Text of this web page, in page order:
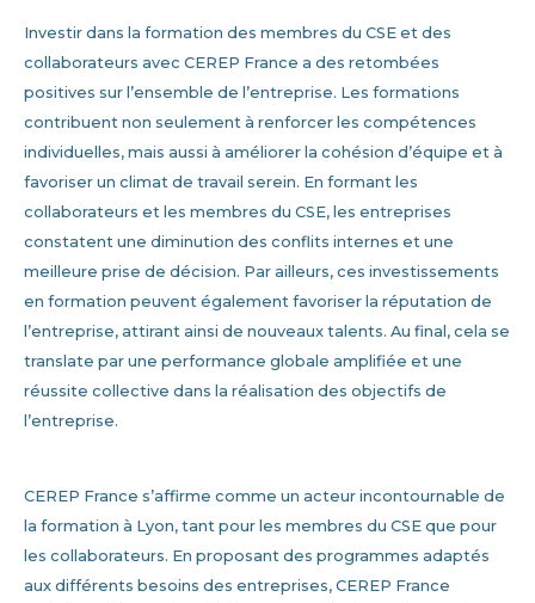
Investir dans la formation des membres du CSE et des
collaborateurs avec CEREP France a des retombées
positives sur l’ensemble de l’entreprise. Les formations
contribuent non seulement à renforcer les compétences
individuelles, mais aussi à améliorer la cohésion d’équipe et à
favoriser un climat de travail serein. En formant les
collaborateurs et les membres du CSE, les entreprises
constatent une diminution des conflits internes et une
meilleure prise de décision. Par ailleurs, ces investissements
en formation peuvent également favoriser la réputation de
l’entreprise, attirant ainsi de nouveaux talents. Au final, cela se
translate par une performance globale amplifiée et une
réussite collective dans la réalisation des objectifs de
l’entreprise.
CEREP France s’affirme comme un acteur incontournable de
la formation à Lyon, tant pour les membres du CSE que pour
les collaborateurs. En proposant des programmes adaptés
aux différents besoins des entreprises, CEREP France